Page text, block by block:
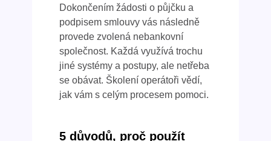
Dokončením žádosti o půjčku a
podpisem smlouvy vás následně
provede zvolená nebankovní
společnost. Každá využívá trochu
jiné systémy a postupy, ale netřeba
se obávat. Školení operátoři vědí,
jak vám s celým procesem pomoci.
5 důvodů, proč použít